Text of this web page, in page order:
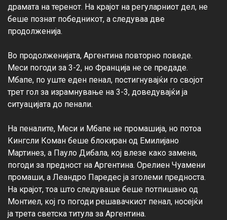
драмата на теренот. На крајот на регуларниот дел, не
беше познат победникот, а следуваа две
продолженија.
Во продолженијата, Аргентина повторно поведе.
Меси погоди за 3-2, но Франција не се предаде.
Мбапе, по уште еден пенал, постигнувајќи го својот
трет гол за израмнување на 3-3, доведувајќи ја
ситуацијата до пенали.
На пеналите, Меси и Мбапе не промашија, но потоа
Кингсли Коман беше блокиран од Емилијано
Мартинез, а Пауло Дибала, кој влезе како замена,
погоди за предност на Аргентина. Орелиен Чуамени
промаши, а Леандро Паредес ја зголеми предноста.
На крајот, тоа што следуваше беше потпишано од
Монтиел, кој го погоди решавачкиот пенал, носејќи
ја трета светска титула за Аргентина.